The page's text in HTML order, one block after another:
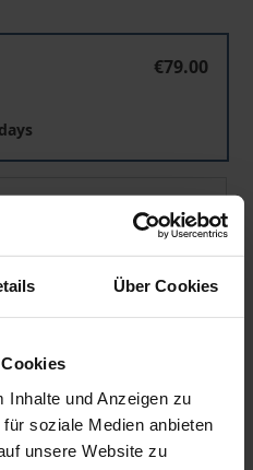
Über Cookies
Inhalte und Anzeigen zu
soziale Medien anbieten
unsere Website zu
€79.00
€79.00
to Cart